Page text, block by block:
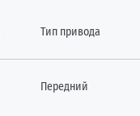
Тип привода
Передний